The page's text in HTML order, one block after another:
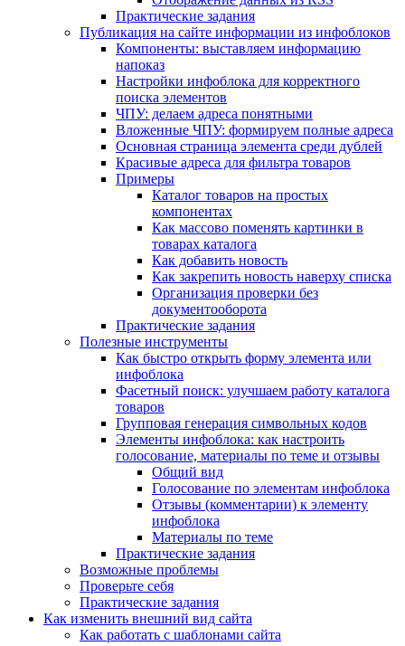
Практические задания
Публикация на сайте информации из инфоблоков
Компоненты: выставляем информацию
напоказ
Настройки инфоблока для корректного
поиска элементов
ЧПУ: делаем адреса понятными
Вложенные ЧПУ: формируем полные адреса
Основная страница элемента среди дублей
Красивые адреса для фильтра товаров
Примеры
Каталог товаров на простых
компонентах
Как массово поменять картинки в
товарах каталога
Как добавить новость
Как закрепить новость наверху списка
Организация проверки без
документооборота
Практические задания
Полезные инструменты
Как быстро открыть форму элемента или
инфоблока
Фасетный поиск: улучшаем работу каталога
товаров
Групповая генерация символьных кодов
Элементы инфоблока: как настроить
голосование, материалы по теме и отзывы
Общий вид
Голосование по элементам инфоблока
Отзывы (комментарии) к элементу
инфоблока
Материалы по теме
Практические задания
Возможные проблемы
Проверьте себя
Практические задания
Как изменить внешний вид сайта
Как работать с шаблонами сайта